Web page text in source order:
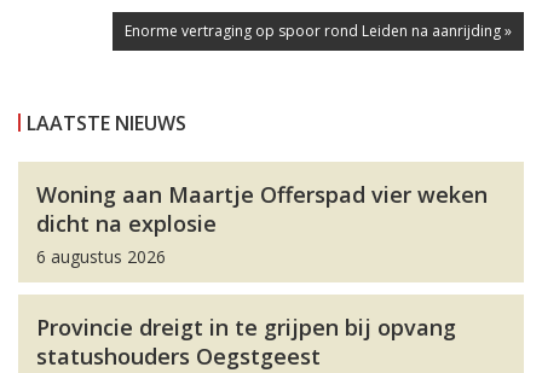
Enorme vertraging op spoor rond Leiden na aanrijding »
LAATSTE NIEUWS
Woning aan Maartje Offerspad vier weken
dicht na explosie
6 augustus 2026
Provincie dreigt in te grijpen bij opvang
statushouders Oegstgeest